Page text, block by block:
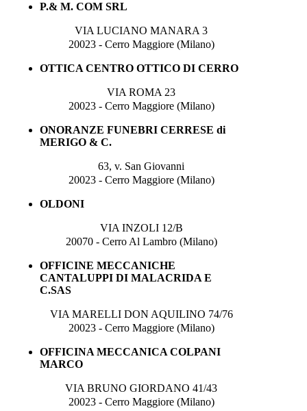
P.& M. COM SRL
VIA LUCIANO MANARA 3
20023 - Cerro Maggiore (Milano)
OTTICA CENTRO OTTICO DI CERRO
VIA ROMA 23
20023 - Cerro Maggiore (Milano)
ONORANZE FUNEBRI CERRESE di
MERIGO & C.
63, v. San Giovanni
20023 - Cerro Maggiore (Milano)
OLDONI
VIA INZOLI 12/B
20070 - Cerro Al Lambro (Milano)
OFFICINE MECCANICHE
CANTALUPPI DI MALACRIDA E
C.SAS
VIA MARELLI DON AQUILINO 74/76
20023 - Cerro Maggiore (Milano)
OFFICINA MECCANICA COLPANI
MARCO
VIA BRUNO GIORDANO 41/43
20023 - Cerro Maggiore (Milano)